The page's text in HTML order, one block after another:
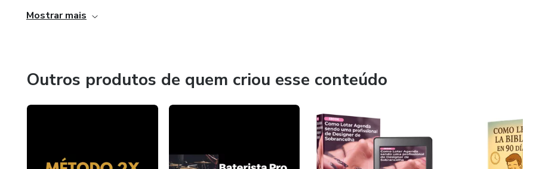
Mostrar mais
Outros produtos de quem criou esse conteúdo